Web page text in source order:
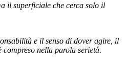
il superficiale che cerca solo il
e il senso di dover agire, il
compreso nella parola serietà.